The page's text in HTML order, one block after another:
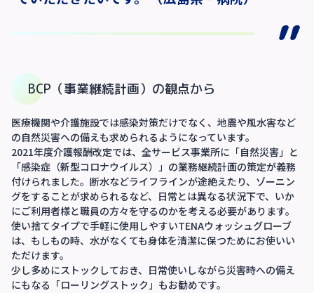
BCP（事業継続計画）の観点から
医療機関や介護施設では感染対策だけでなく、地震や風水害など
の自然災害への備えも求められるようになっています。
2021年度介護報酬改定では、全サービス事業所に「自然災害」と
「感染症（新型コロナウイルス）」の業務継続計画の策定が義務
付けられました。断水などライフラインが途絶えたり、ゾーニン
グをすることが求められるなど、日常とは異なる状況下で、いか
にご利用者様と職員の方々を守るのかを考える必要があります。
使い捨てタイプで手軽に使用しやすいTENAウォッシュグローブ
は、もしもの時、水がなくても身体を清潔に保つためにお使いい
ただけます。
少し多めにストックしておき、日常使いしながら災害時への備え
にもなる「ローリングストック」もお勧めです。